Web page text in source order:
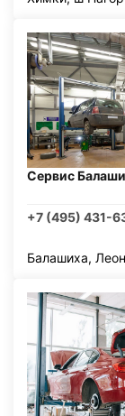
Сервис
+7 (495) 431-
Балашиха,